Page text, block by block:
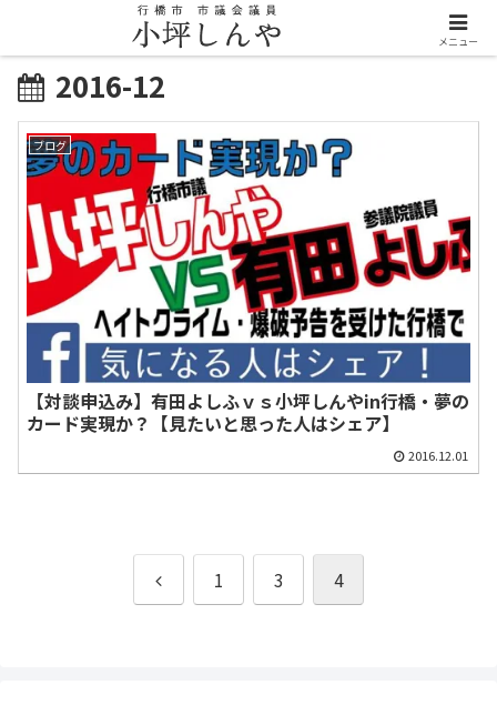
2016-12
ブログ
【対談申込み】有田よしふｖｓ小坪しんやin行橋・夢の
カード実現か？【見たいと思った人はシェア】
2016.12.01
前
1 3 4
メニュー